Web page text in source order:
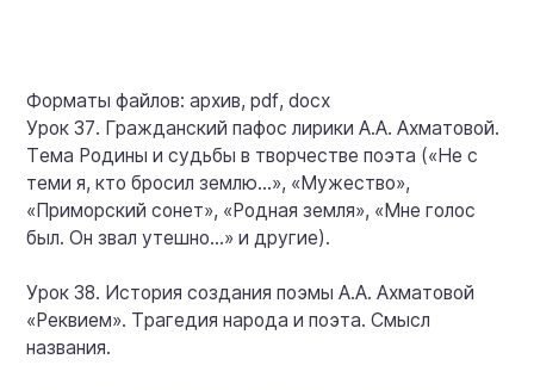
Форматы файлов: архив, pdf, docx
Урок 37. Гражданский пафос лирики А.А. Ахматовой.
Тема Родины и судьбы в творчестве поэта («Не с
теми я, кто бросил землю…», «Мужество»,
«Приморский сонет», «Родная земля», «Мне голос
был. Он звал утешно…» и другие).
Урок 38. История создания поэмы А.А. Ахматовой
«Реквием». Трагедия народа и поэта. Смысл
названия.